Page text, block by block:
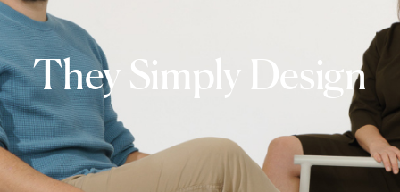
They Simply Design